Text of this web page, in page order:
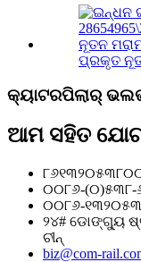
ପ୍ରକୃତ
କ୍ୟାଟରପିଲାର୍
ଆମ ସହିତ
୦୦୮୬-(୦)୫୩୮-
୦୦୮୬-
୨୪# ଡୋଙ୍ଗ୍ୟୁ
ଚୀନ୍
biz@com-